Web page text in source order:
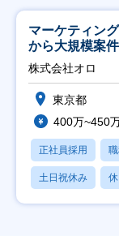
マーケティン
から大規模案
修充実】
株式会社オロ
東京都
400万~450
正社員採用
土日祝休み